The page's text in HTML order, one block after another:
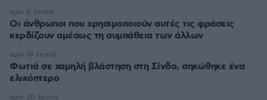
Οι άνθρωποι που χρησιμοποιούν αυτές τις φράσεις
κερδίζουν αμέσως τη συμπάθεια των άλλων
πριν 8 λεπτά
Φωτιά σε χαμηλή βλάστηση στη Σίνδο, σηκώθηκε ένα
ελικόπτερο
πριν 19 λεπτά
πριν 20 λεπτά